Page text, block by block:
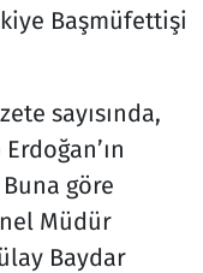
Başmüfettişi
sayısında,
göre
Müdür
Baydar